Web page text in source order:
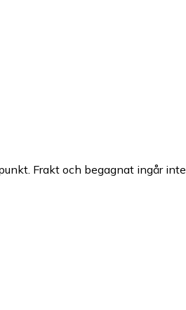
Frakt och begagnat ingår inte.